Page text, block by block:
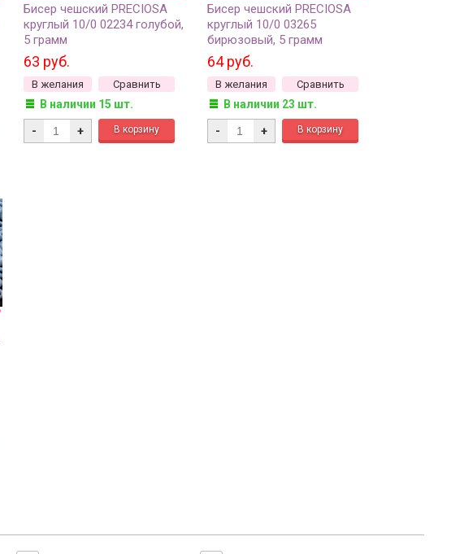
Бисер чешский PRECIOSA
круглый 10/0 02234 голубой,
5 грамм
63 руб.
В желания Сравнить
В наличии 15 шт.
- +
Бисер чешский PRECIOSA
круглый 10/0 03265
бирюзовый, 5 грамм
64 руб.
В желания Сравнить
В наличии 23 шт.
- +